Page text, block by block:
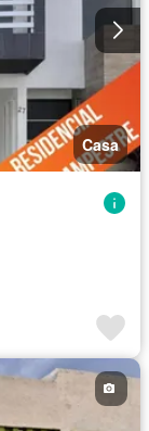
Casa